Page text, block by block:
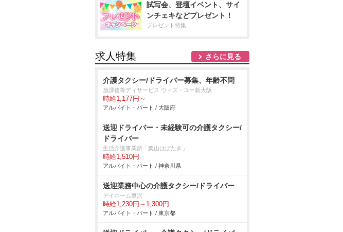
試写会、登壇イベント、サイ
ンチェキなどプレゼント！
プレゼント特集
求人特集 さらに見る
介護タクシー/ドライバー募集、年齢不問
放課後等ディサービス ウィズ・ユー新大阪
時給1,177円～
アルバイト・パート / 大阪府
送迎ドライバー・未経験可の介護タクシー/
ドライバー
生活介護事業所「葉山はばたき」
時給1,510円
アルバイト・パート / 神奈川県
送迎業務中心の介護タクシー/ドライバー
デイホーム奥沢
時給1,230円～1,300円
アルバイト・パート / 東京都